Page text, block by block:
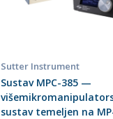
Sutter Instrument
Sustav MPC-385 —
sustav temeljen na